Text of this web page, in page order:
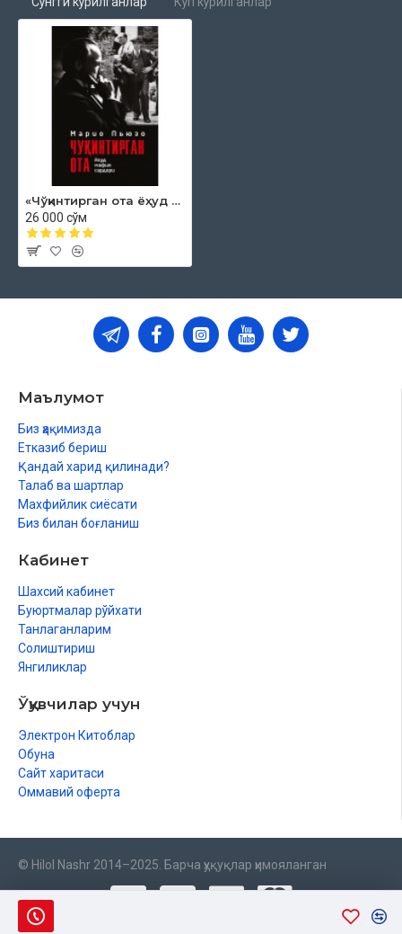
«Чўқинтирган ота ёҳуд мафия сардори»
26 000 сўм
Маълумот
Биз ҳақимизда
Етказиб бериш
Қандай харид қилинади?
Талаб ва шартлар
Махфийлик сиёсати
Биз билан боғланиш
Кабинет
Шахсий кабинет
Буюртмалар рўйхати
Танлаганларим
Солиштириш
Янгиликлар
Ўқувчилар учун
Электрон Китоблар
Обуна
Сайт харитаси
Оммавий оферта
© Hilol Nashr 2014–2025. Барча ҳуқуқлар ҳимояланган